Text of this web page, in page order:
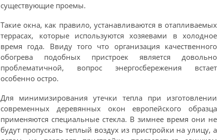
существующие проемы.
Такие окна, как правило, устанавливаются в отапливаемых
террасах, которые используются хозяевами в холодное
время года. Ввиду того что организация качественного
обогрева подобных пристроек является довольно
проблематичной, вопрос энергосбережения встает
особенно остро.
Для минимизирования утечки тепла при изготовлении
современных деревянных окон европейского образца
применяются специальные стекла. В зимнее время они не
будут пропускать теплый воздух из пристройки на улицу, а